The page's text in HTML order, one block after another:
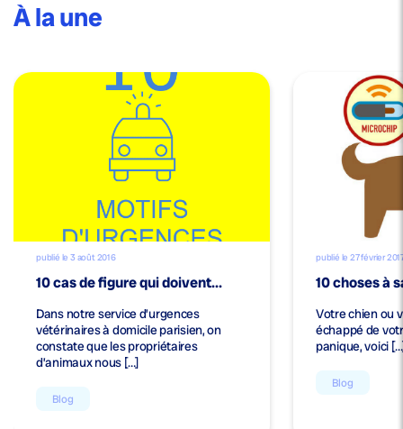
À la une
publié le 3 août 2016
10 cas de figure qui doivent...
Dans notre service d’urgences
vétérinaires à domicile parisien, on
constate que les propriétaires
d’animaux nous […]
Blog
publié le 27 février
10 choses à
Votre chien ou
échappé de
panique, voici
Blog